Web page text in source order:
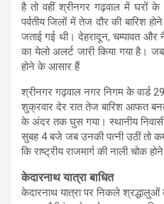
है तो वहीं श्रीनगर गढ़वाल में घरों
पर्वतीय जिलों में तेज दौर की बारिश
जताई गई थी। देहरादून, चम्पावत और
का येलो अलर्ट जारी किया गया है।
होने के आसार हैं
श्रीनगर गढ़वाल नगर निगम के वार्ड
शुक्रवार देर रात तेज बारिश आफत
के अंदर तक घुस गया। स्थानीय
सुबह 4 बजे जब उनकी पत्नी उठीं तो
कि राष्ट्रीय राजमार्ग की नाली चोक
केदारनाथ यात्रा बाधित
केदारनाथ यात्रा पर निकले